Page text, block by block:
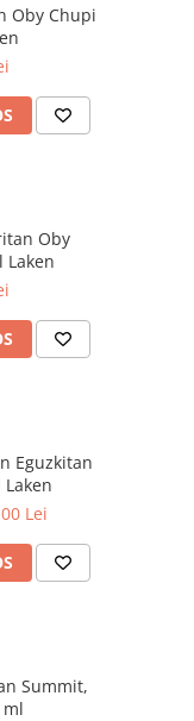
Oby Chupi
Oby
Laken
Eguzkitan
Lei
Summit,
ml